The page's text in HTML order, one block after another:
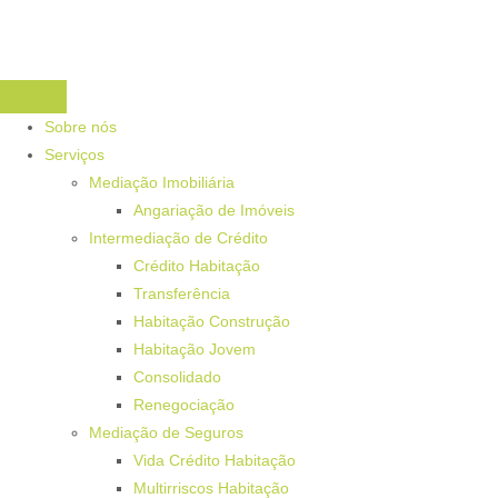
Sobre nós
Serviços
Mediação Imobiliária
Angariação de Imóveis
Intermediação de Crédito
Crédito Habitação
Transferência
Habitação Construção
Habitação Jovem
Consolidado
Renegociação
Mediação de Seguros
Vida Crédito Habitação
Multirriscos Habitação